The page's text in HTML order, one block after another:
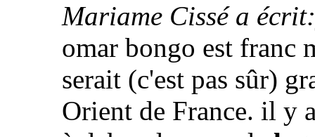
Mariame Cissé a écrit:
omar bongo est franc
serait (c'est pas sûr)
Orient de France. il y